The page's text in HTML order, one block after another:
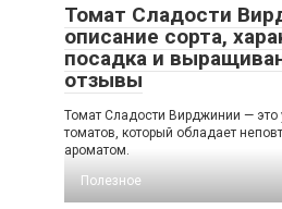
Томат Сладости
описание сорта,
посадка и
отзывы
Томат Сладости Вирджинии — это
томатов, который обладает
ароматом.
Полезное